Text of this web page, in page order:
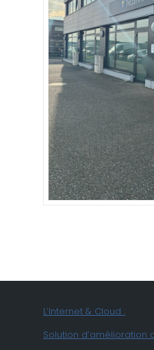
L’Internet & Cloud :
Solution d’amélioration